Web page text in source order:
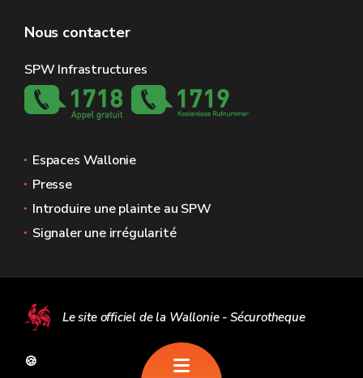
Nous contacter
SPW Infrastructures
Espaces Wallonie
Presse
Introduire une plainte au SPW
Signaler une irrégularité
Le site officiel de la Wallonie - Sécurotheque
🍪